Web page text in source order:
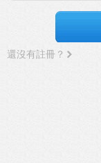
還沒有註冊？